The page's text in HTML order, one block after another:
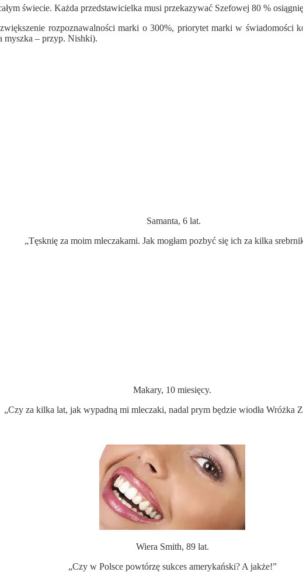
świecie. Każda przedstawicielka musi przekazywać Szefowej 80 %
rozpoznawalności marki o 300%, priorytet marki w świadomości
myszka – przyp. Nishki).
Samanta, 6 lat.
„Tęsknię za moim mleczakami. Jak mogłam pozbyć się ich za kilka
Makary, 10 miesięcy.
„Czy za kilka lat, jak wypadną mi mleczaki, nadal prym będzie wiodła Wróżka
Wiera Smith, 89 lat.
„Czy w Polsce powtórzę sukces amerykański? A jakże!”